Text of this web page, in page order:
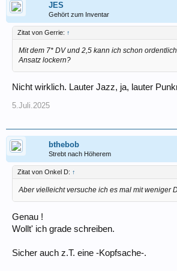
JES
Gehört zum Inventar
Zitat von Gerrie: ↑
Mit dem 7* DV und 2,5 kann ich schon
Ansatz lockern?
Nicht wirklich. Lauter Jazz, ja, lauter
5.Juli.2025
bthebob
Strebt nach Höherem
Zitat von Onkel D: ↑
Aber vielleicht versuche ich es mal mit weniger
Genau !
Wollt' ich grade schreiben.
Sicher auch z.T. eine -Kopfsache-.